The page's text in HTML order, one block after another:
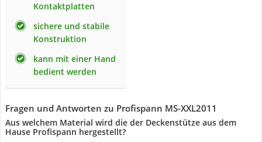
Kontaktplatten
sichere und stabile
Konstruktion
kann mit einer Hand
bedient werden
Fragen und Antworten zu Profispann MS-XXL2011
Aus welchem Material wird die der Deckenstütze aus dem
Hause Profispann hergestellt?